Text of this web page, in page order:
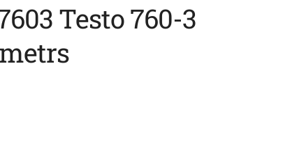
Testo 760-3